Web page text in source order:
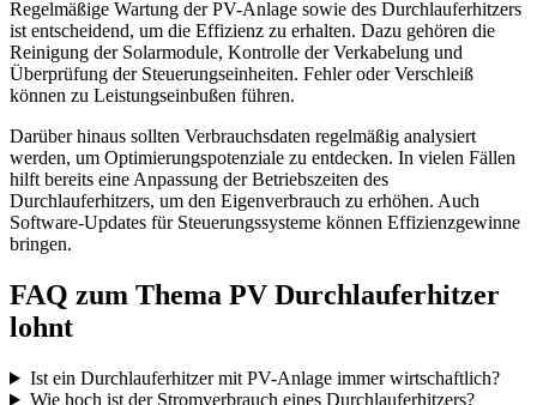
Regelmäßige Wartung der PV-Anlage sowie des Durchlauferhitzers
ist entscheidend, um die Effizienz zu erhalten. Dazu gehören die
Reinigung der Solarmodule, Kontrolle der Verkabelung und
Überprüfung der Steuerungseinheiten. Fehler oder Verschleiß
können zu Leistungseinbußen führen.
Darüber hinaus sollten Verbrauchsdaten regelmäßig analysiert
werden, um Optimierungspotenziale zu entdecken. In vielen Fällen
hilft bereits eine Anpassung der Betriebszeiten des
Durchlauferhitzers, um den Eigenverbrauch zu erhöhen. Auch
Software-Updates für Steuerungssysteme können Effizienzgewinne
bringen.
FAQ zum Thema PV Durchlauferhitzer
lohnt
Ist ein Durchlauferhitzer mit PV-Anlage immer wirtschaftlich?
Wie hoch ist der Stromverbrauch eines Durchlauferhitzers?